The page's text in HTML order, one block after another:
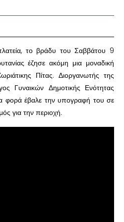
το βράδυ του Σαββάτου 9
έζησε ακόμη μια μοναδική
Πίτας. Διοργανωτής της
Γυναικών Δημοτικής Ενότητας
φορά έβαλε την υπογραφή του σε
για την περιοχή.